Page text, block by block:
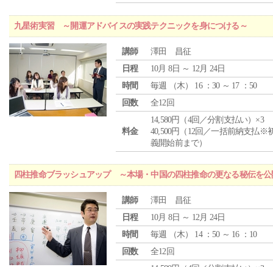
九星術実習 ～開運アドバイスの実践テクニックを身につける～
講師
澤田 昌征
日程
10月 8日 ～ 12月 24日
時間
毎週 （木） 16 ：30 ～ 17 ：50
回数
全12回
料金
14,580円（4回／分割支払い）×3
40,500円（12回／一括前納支払※
義開始前まで）
四柱推命ブラッシュアップ ～本場・中国の四柱推命の更なる秘伝を
講師
澤田 昌征
日程
10月 8日 ～ 12月 24日
時間
毎週 （木） 14 ：50 ～ 16 ：10
回数
全12回